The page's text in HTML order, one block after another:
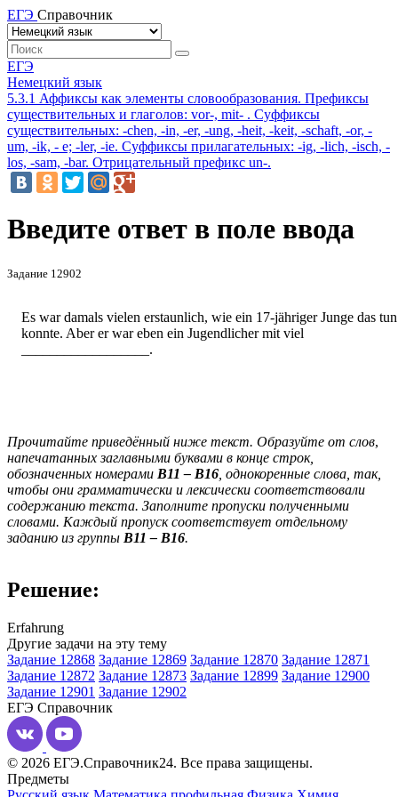
ЕГЭ Справочник
ЕГЭ
Немецкий язык
5.3.1 Аффиксы как элементы словообразования. Префиксы
существительных и глаголов: vor-, mit- . Суффиксы
существительных: -chen, -in, -er, -ung, -heit, -keit, -schaft, -or, -
um, -ik, - e; -ler, -ie. Суффиксы прилагательных: -ig, -lich, -isch, -
los, -sam, -bar. Отрицательный префикс un-.
Введите ответ в поле ввода
Задание 12902
Es war damals vielen erstaunlich, wie ein 17-jähriger Junge das tun
konnte. Aber er war eben ein Jugendlicher mit viel
__________________.
Прочитайте приведённый ниже текст. Образуйте от слов,
напечатанных заглавными буквами в конце строк,
обозначенных номерами В11 – B16 , однокоренные слова, так,
чтобы они грамматически и лексически соответствовали
содержанию текста. Заполните пропуски полученными
словами. Каждый пропуск соответствует отдельному
заданию из группы В11 – В16.
Решение:
Erfahrung
Другие задачи на эту тему
Задание 12868 Задание 12869 Задание 12870 Задание 12871
Задание 12872 Задание 12873 Задание 12899 Задание 12900
Задание 12901 Задание 12902
ЕГЭ Справочник
© 2026 ЕГЭ.Справочник24. Все права защищены.
Предметы